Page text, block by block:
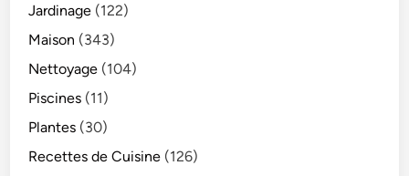
Jardinage (122)
Maison (343)
Nettoyage (104)
Piscines (11)
Plantes (30)
Recettes de Cuisine (126)